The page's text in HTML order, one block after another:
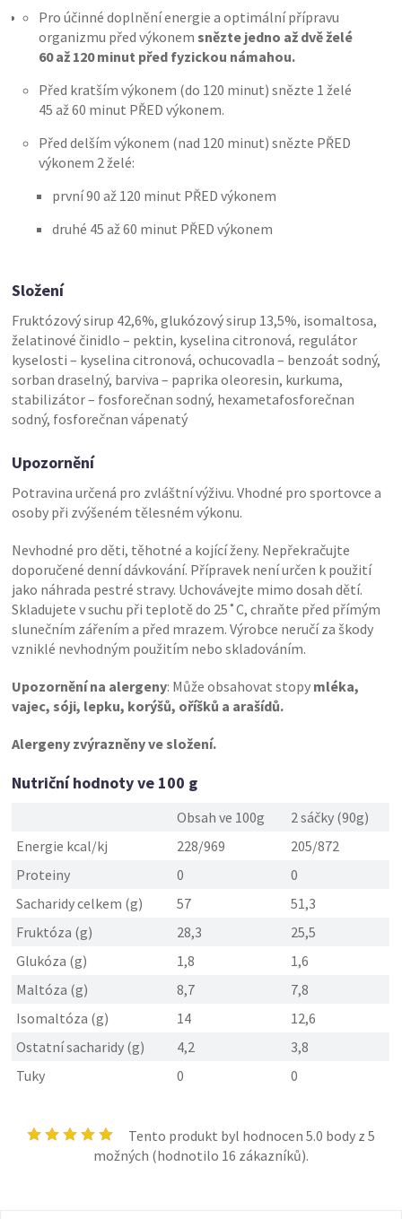
Pro účinné doplnění energie a optimální přípravu
organizmu před výkonemsnězte jedno až dvě želé
60 až 120 minut před fyzickou námahou.
Před kratším výkonem (do 120 minut) snězte 1 želé
45 až 60 minut PŘED výkonem.
Před delším výkonem (nad 120 minut) snězte PŘED
výkonem 2 želé:
první 90 až 120 minut PŘED výkonem
druhé 45 až 60 minut PŘED výkonem
Složení
Fruktózový sirup 42,6%, glukózový sirup 13,5%, isomaltosa,
želatinové činidlo – pektin, kyselina citronová, regulátor
kyselosti – kyselina citronová, ochucovadla – benzoát sodný,
sorban draselný, barviva – paprika oleoresin, kurkuma,
stabilizátor – fosforečnan sodný, hexametafosforečnan
sodný, fosforečnan vápenatý
Upozornění
Potravina určená pro zvláštní výživu. Vhodné pro sportovce a
osoby při zvýšeném tělesném výkonu.
Nevhodné pro děti, těhotné a kojící ženy. Nepřekračujte
doporučené denní dávkování. Přípravek není určen k použití
jako náhrada pestré stravy. Uchovávejte mimo dosah dětí.
Skladujete v suchu při teplotě do 25˚C, chraňte před přímým
slunečním zářením a před mrazem. Výrobce neručí za škody
vzniklé nevhodným použitím nebo skladováním.
Upozornění na alergeny: Může obsahovat stopy mléka,
vajec, sóji, lepku, korýšů, oříšků a arašídů.
Alergeny zvýrazněny ve složení.
Nutriční hodnoty ve 100 g
Obsah ve 100g
2 sáčky (90g)
Energie kcal/kj
228/969
205/872
Proteiny
0
0
Sacharidy celkem (g)
57
51,3
Fruktóza (g)
28,3
25,5
Glukóza (g)
1,8
1,6
Maltóza (g)
8,7
7,8
Isomaltóza (g)
14
12,6
Ostatní sacharidy (g)
4,2
3,8
Tuky
0 0
Tento produkt byl hodnocen 5.0 body z 5
možných (hodnotilo 16 zákazníků).